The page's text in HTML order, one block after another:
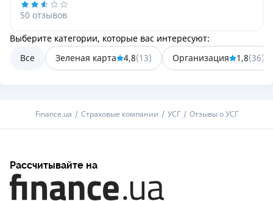
50 отзывов
Выберите категории, которые вас интересуют:
Все
Зеленая карта 4,8(13) Организация 1,8(36)
Finance.ua Страховые компании УСГ Отзывы о УСГ
Рассчитывайте на